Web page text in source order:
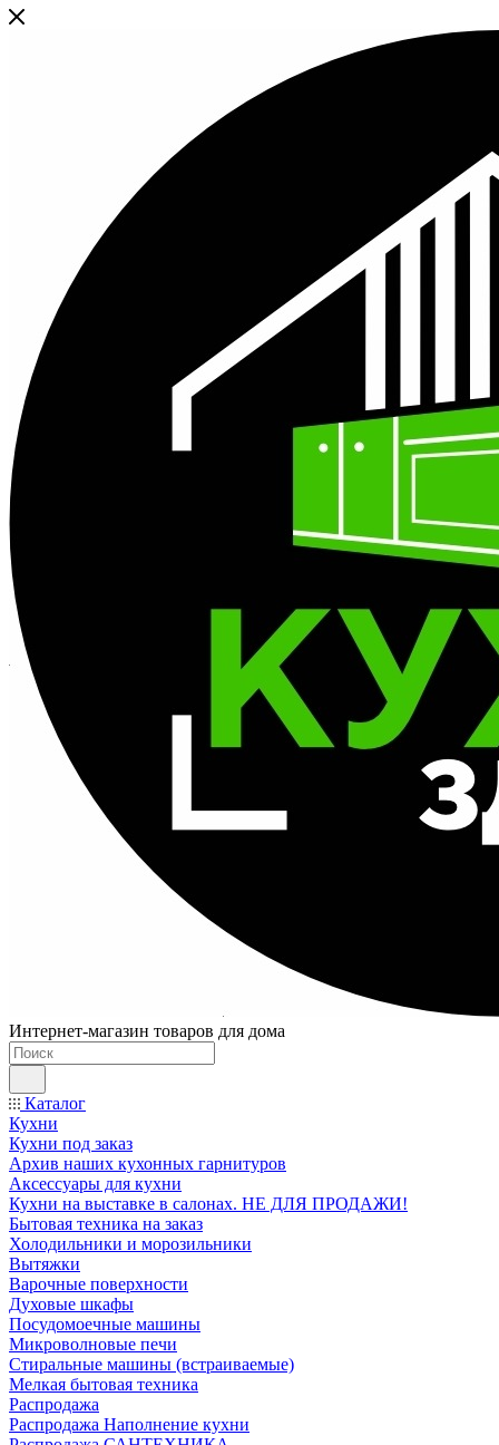
Интернет-магазин товаров для дома
Каталог
Кухни
Кухни под заказ
Архив наших кухонных гарнитуров
Аксессуары для кухни
Кухни на выставке в салонах. НЕ ДЛЯ ПРОДАЖИ!
Бытовая техника на заказ
Холодильники и морозильники
Вытяжки
Варочные поверхности
Духовые шкафы
Посудомоечные машины
Микроволновые печи
Стиральные машины (встраиваемые)
Мелкая бытовая техника
Распродажа
Распродажа Наполнение кухни